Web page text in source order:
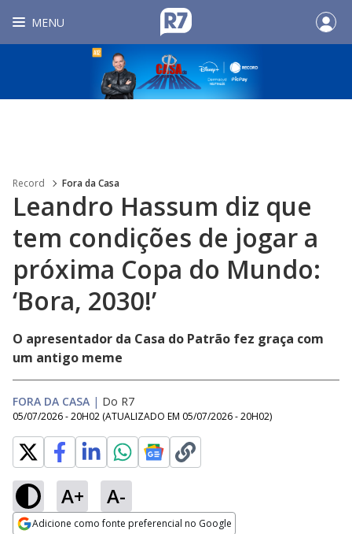
MENU
Record Fora da Casa
Leandro Hassum diz que
tem condições de jogar a
próxima Copa do Mundo:
‘Bora, 2030!’
O apresentador da Casa do Patrão fez graça com
um antigo meme
FORA DA CASA | Do R7
05/07/2026 - 20H02 (ATUALIZADO EM 05/07/2026 - 20H02)
A+ A-
Adicione como fonte preferencial no Google